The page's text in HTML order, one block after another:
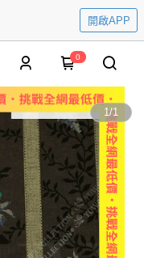
開啟APP
0
1/1